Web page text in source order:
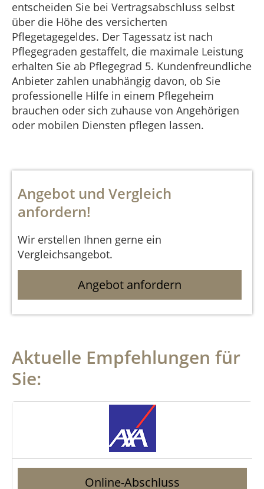
entscheiden Sie bei Vertragsabschluss selbst
über die Höhe des versicherten
Pflegetagegeldes. Der Tagessatz ist nach
Pflegegraden gestaffelt, die maximale Leistung
erhalten Sie ab Pflegegrad 5. Kundenfreundliche
Anbieter zahlen unabhängig davon, ob Sie
professionelle Hilfe in einem Pflegeheim
brauchen oder sich zuhause von Angehörigen
oder mobilen Diensten pflegen lassen.
Angebot und Vergleich
anfordern!
Wir erstellen Ihnen gerne ein
Vergleichsangebot.
Angebot anfordern
Aktuelle Empfehlungen für
Sie:
Online-Abschluss